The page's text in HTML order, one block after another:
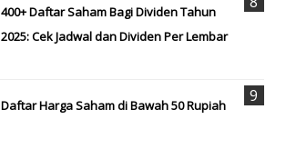
400+ Daftar Saham Bagi Dividen Tahun
2025: Cek Jadwal dan Dividen Per Lembar
Daftar Harga Saham di Bawah 50 Rupiah